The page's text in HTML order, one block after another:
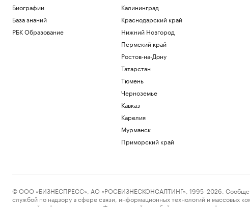
Биографии
База знаний
РБК Образование
Калининград
Краснодарский край
Нижний Новгород
Пермский край
Ростов-на-Дону
Татарстан
Тюмень
Черноземье
Кавказ
Карелия
Мурманск
Приморский край
© ООО «БИЗНЕСПРЕСС», АО «РОСБИЗНЕСКОНСАЛТИНГ», 1995–2026. Сообщения
службой по надзору в сфере связи, информационных технологий и массовых